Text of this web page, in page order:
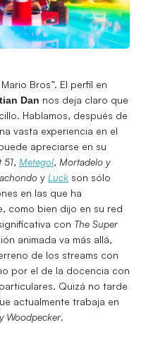
Bros”. El perfil en
Dan nos deja claro que
Hablamos, después de
vasta experiencia en el
apreciarse en su
51, Metegol, Mortadelo y
y Luck son sólo
en las que ha
como bien dijo en su red
con The Super
animada va más allá,
de los streams con
por el de la docencia con
Quizá no tarde
actualmente trabaja en
Woodpecker.